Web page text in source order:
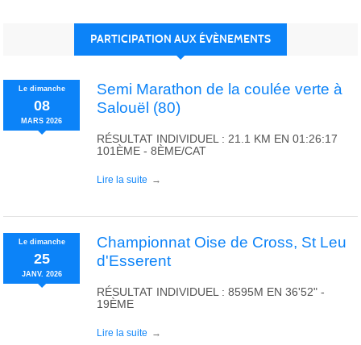
PARTICIPATION AUX ÉVÈNEMENTS
Le dimanche
08
MARS 2026
Semi Marathon de la coulée verte à
Salouël (80)
RÉSULTAT INDIVIDUEL : 21.1 KM EN 01:26:17
101ÈME - 8ÈME/CAT
Lire la suite
Le dimanche
25
JANV. 2026
Championnat Oise de Cross, St Leu
d'Esserent
RÉSULTAT INDIVIDUEL : 8595M EN 36'52" -
19ÈME
Lire la suite